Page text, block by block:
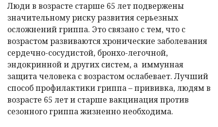
Люди в возрасте старше 65 лет подвержены
значительному риску развития серьезных
осложнений гриппа. Это связано с тем, что с
возрастом развиваются хронические заболевания
сердечно-сосудистой, бронхо-легочной,
эндокринной и других систем, а иммунная
защита человека с возрастом ослабевает. Лучший
способ профилактики гриппа – прививка, людям в
возрасте 65 лет и старше вакцинация против
сезонного гриппа жизненно необходима.